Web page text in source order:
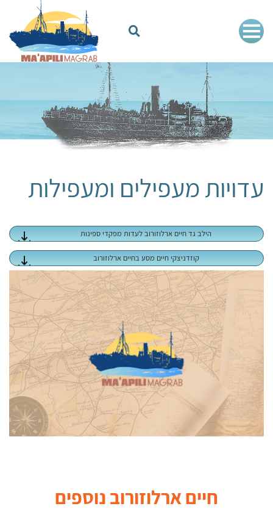
עדויות מעפילים ומעפילות
הילב גד חיים ארלוזורוב לעדות מפקדי ספינות
קוזדניצקי חיים מסע בחיים ארלוזורוב
חיים ארלוזורובנוספים